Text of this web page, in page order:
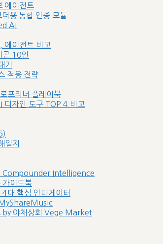
에이전트
용 통합 인증 모듈
AI
에이전트 비교
콘 10인
기
적응 전략
프리너 플레이북
디자인 도구 TOP 4 비교
일지
Intelligence
가이드북
대 핵심 인디케이터
by 야채상회 Vege Market